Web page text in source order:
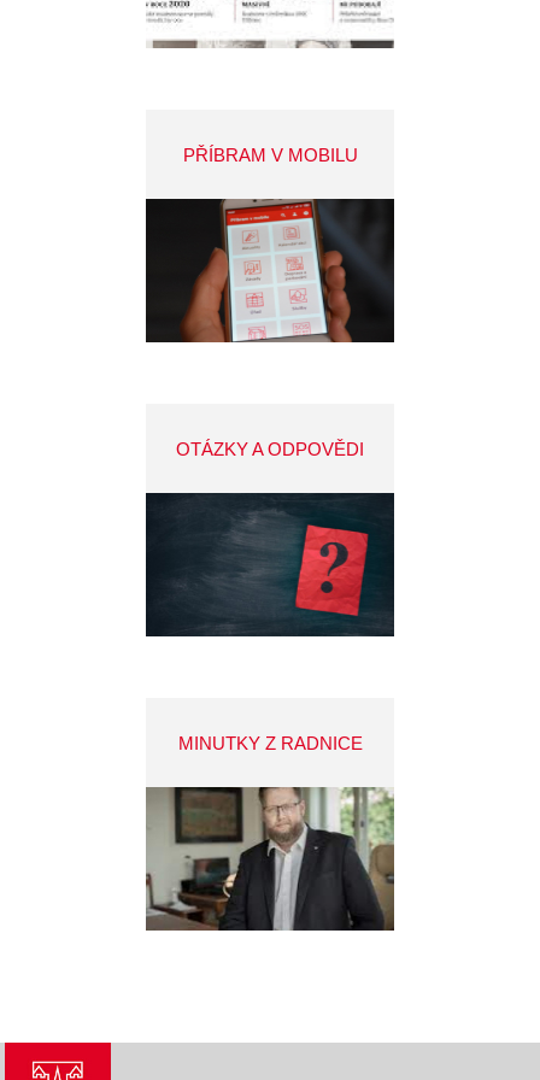
PŘÍBRAM V MOBILU
OTÁZKY A ODPOVĚDI
MINUTKY Z RADNICE